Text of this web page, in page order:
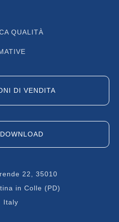
22, 35010
in Colle (PD)
Italy
QUALITÀ
DI VENDITA